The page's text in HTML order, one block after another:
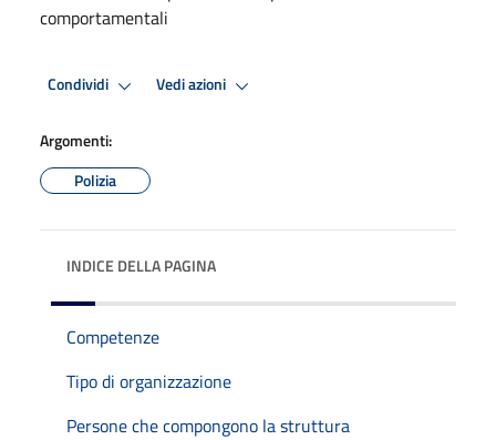
comportamentali
Condividi Vedi azioni
Argomenti:
Polizia
INDICE DELLA PAGINA
Competenze
Tipo di organizzazione
Persone che compongono la struttura